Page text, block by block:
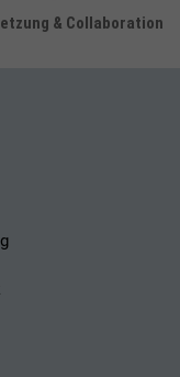
& Collaboration